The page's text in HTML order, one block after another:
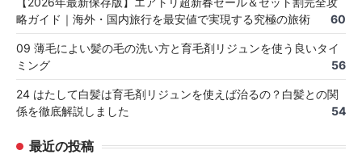
略ガイド｜海外・国内旅行を最安値で実現する究極の旅術
60
09 薄毛によい髪の毛の洗い方と育毛剤リジュンを使う良いタイ
ミング
56
24 はたして白髪は育毛剤リジュンを使えば治るの？白髪との関
係を徹底解説しました
54
最近の投稿